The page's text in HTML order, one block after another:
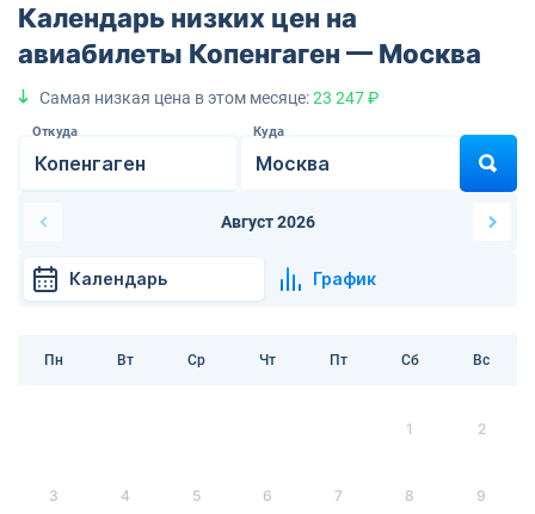
Календарь низких цен на
авиабилеты Копенгаген — Москва
Самая низкая цена в этом месяце:23 247 ₽
Откуда Куда
Август 2026
Календарь График
Пн Вт Ср Чт Пт Сб Вс
1 2
3 4 5 6 7 8 9